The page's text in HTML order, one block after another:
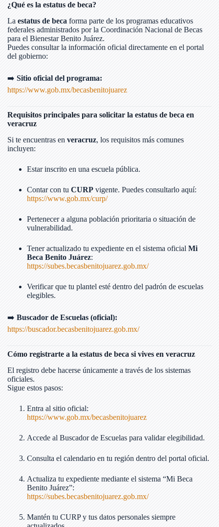
¿Qué es la estatus de beca?
La estatus de beca forma parte de los programas educativos
federales administrados por la Coordinación Nacional de Becas
para el Bienestar Benito Juárez.
Puedes consultar la información oficial directamente en el portal
del gobierno:
➡️ Sitio oficial del programa:
https://www.gob.mx/becasbenitojuarez
Requisitos principales para solicitar la estatus de beca en
veracruz
Si te encuentras en veracruz, los requisitos más comunes
incluyen:
Estar inscrito en una escuela pública.
Contar con tu CURP vigente. Puedes consultarlo aquí:
https://www.gob.mx/curp/
Pertenecer a alguna población prioritaria o situación de
vulnerabilidad.
Tener actualizado tu expediente en el sistema oficial Mi
Beca Benito Juárez:
https://subes.becasbenitojuarez.gob.mx/
Verificar que tu plantel esté dentro del padrón de escuelas
elegibles.
➡️ Buscador de Escuelas (oficial):
https://buscador.becasbenitojuarez.gob.mx/
Cómo registrarte a la estatus de beca si vives en veracruz
El registro debe hacerse únicamente a través de los sistemas
oficiales.
Sigue estos pasos:
Entra al sitio oficial:
https://www.gob.mx/becasbenitojuarez
Accede al Buscador de Escuelas para validar elegibilidad.
Consulta el calendario en tu región dentro del portal oficial.
Actualiza tu expediente mediante el sistema “Mi Beca
Benito Juárez”:
https://subes.becasbenitojuarez.gob.mx/
Mantén tu CURP y tus datos personales siempre